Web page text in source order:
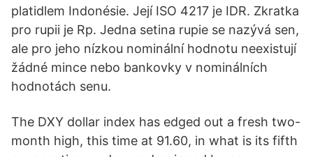
platidlem Indonésie. Její ISO 4217 je IDR. Zkratka
pro rupii je Rp. Jedna setina rupie se nazývá sen,
ale pro jeho nízkou nominální hodnotu neexistují
žádné mince nebo bankovky v nominálních
hodnotách senu.
The DXY dollar index has edged out a fresh two-
month high, this time at 91.60, in what is its fifth